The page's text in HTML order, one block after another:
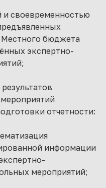
и своевременностью
бюджета
экспертно-
отчетности:
информации
мероприятий;